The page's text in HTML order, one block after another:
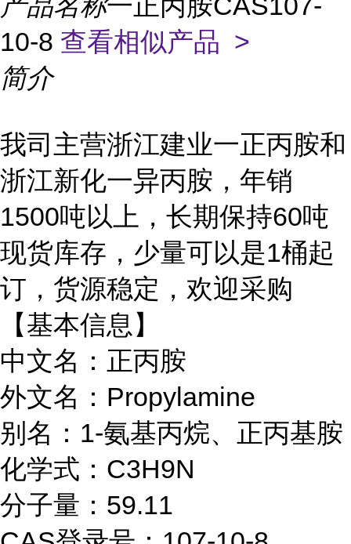
10-8 查看相似产品 >
简介
我司主营浙江建业一正丙胺和
浙江新化一异丙胺，年销
1500吨以上， 长期保持60吨
现货库存，少量可以是1桶起
订，货源稳定，欢迎采购
【基本信息】
中文名：正丙胺
外文名：Propylamine
别名：1-氨基丙烷、正丙基胺
化学式：C3H9N
分子量：59.11